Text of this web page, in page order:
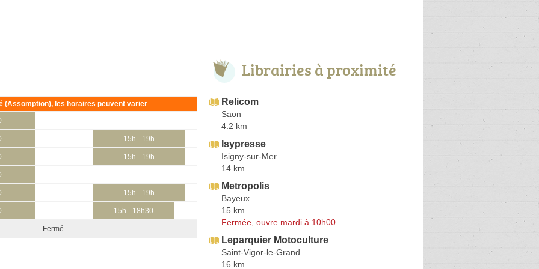
(Assomption), les horaires peuvent varier
15h - 19h
15h - 19h
15h - 19h
15h - 18h30
Fermé
Librairies à proximité
Relicom
Saon
4.2 km
Isypresse
Isigny-sur-Mer
14 km
Metropolis
Bayeux
15 km
Fermée, ouvre mardi à 10h00
Leparquier Motoculture
Saint-Vigor-le-Grand
16 km